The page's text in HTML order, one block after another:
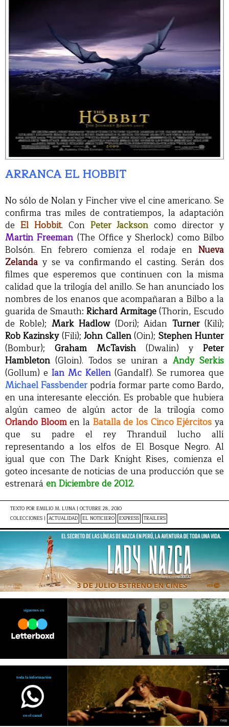
ARRANCA EL HOBBIT
No sólo de Nolan y Fincher vive el cine americano. Se
confirma tras miles de contratiempos, la adaptación
de El Hobbit. Con Peter Jackson como director y
Martin Freeman (The Office y Sherlock) como Bilbo
Bolsón. En febrero comienza el rodaje en Nueva
Zelanda y se va confirmando el casting. Serán dos
filmes que esperemos que continuen con la misma
calidad que la trilogía del anillo. Se han anunciado los
nombres de los enanos que acompañaran a Bilbo a la
guarida de Smauth: Richard Armitage(Thorin, Escudo
de Roble); Mark Hadlow(Dori); Aidan Turner(Kili);
Rob Kazinsky(Fili);John Callen(Oin); Stephen Hunter
(Bombur); Graham McTavish (Dwalin) y Peter
Hambleton (Gloin). Todos se uniran a Andy Serkis
(Gollum) e Ian Mc Kellen (Gandalf). Se rumorea que
Michael Fassbenderpodría formar parte como Bardo,
en una interesante elección. Es probable que hubiera
algún cameo de algún actor de la trilogía como
Orlando Bloomen la Batalla de los Cinco Ejércitos ya
que su padre el rey Thranduil lucho allí
representando a los elfos de El Bosque Negro. Al
igual que con The Dark Knight Rises, comienza el
goteo incesante de noticias de una producción que se
estrenará en Diciembre de 2012.
TEXTO POR EMILIO M. LUNA | OCTUBRE 28, 2010
COLECCIONES | ACTUALIDAD EL NOTICIERO EXPRESS TRAILERS